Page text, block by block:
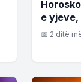
e
📅 2 ditë